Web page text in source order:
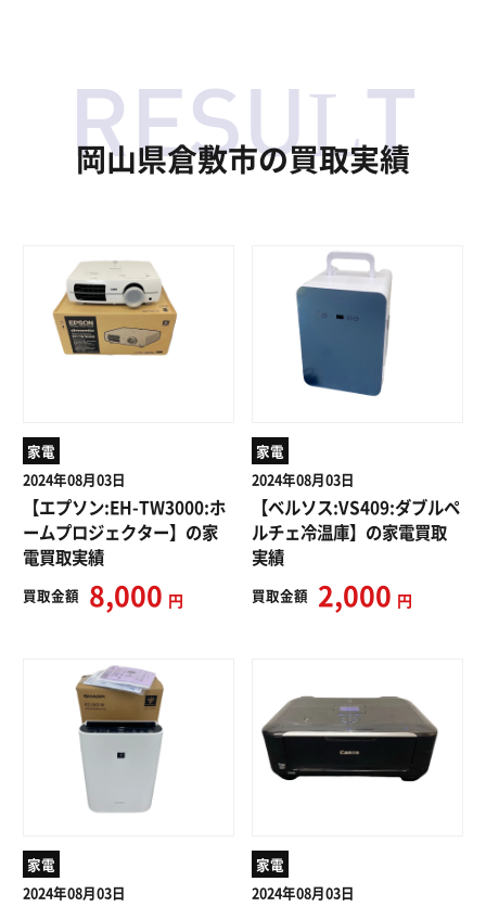
岡山県倉敷市の買取実績
家電
2024年08月03日
【エプソン:EH-TW3000:ホ
ームプロジェクター】の家
電買取実績
買取金額 8,000 円
家電
2024年08月03日
【ベルソス:VS409:ダブルペ
ルチェ冷温庫】の家電買取
実績
買取金額 2,000 円
家電
2024年08月03日
家電
2024年08月03日